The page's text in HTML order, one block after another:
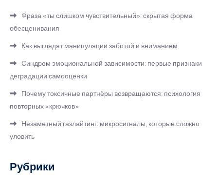
Фраза «ты слишком чувствительный»: скрытая форма
обесценивания
Как выглядят манипуляции заботой и вниманием
Синдром эмоциональной зависимости: первые признаки
деградации самооценки
Почему токсичные партнёры возвращаются: психология
повторных «крючков»
Незаметный газлайтинг: микросигналы, которые сложно
уловить
Рубрики